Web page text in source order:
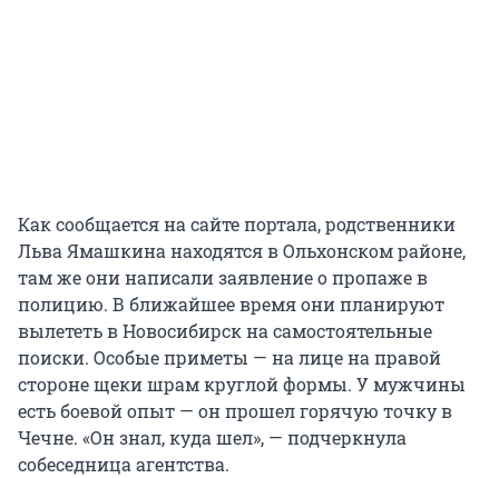
Как сообщается на сайте портала, родственники
Льва Ямашкина находятся в Ольхонском районе,
там же они написали заявление о пропаже в
полицию. В ближайшее время они планируют
вылететь в Новосибирск на самостоятельные
поиски. Особые приметы — на лице на правой
стороне щеки шрам круглой формы. У мужчины
есть боевой опыт — он прошел горячую точку в
Чечне. «Он знал, куда шел», — подчеркнула
собеседница агентства.